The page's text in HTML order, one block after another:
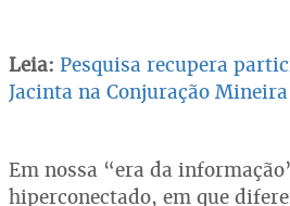
Leia: Pesquisa recupera
Jacinta na Conjuração Mineira
Em nossa “era da
hiperconectado, em que